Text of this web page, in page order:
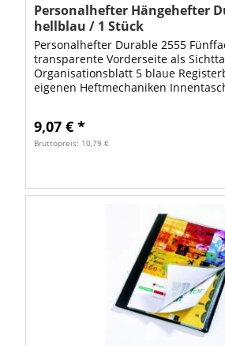
Personalhefter Hängehefter
hellblau / 1 Stück
Personalhefter Durable 2555
transparente Vorderseite als
Organisationsblatt 5 blaue
eigenen Heftmechaniken
9,07 € *
Bruttopreis: 10,79 €